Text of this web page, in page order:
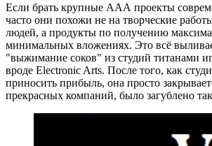
Если брать крупные ААА проекты
часто они похожи не на творческие
людей, а продукты по получению
минимальных вложениях. Это всё
"выжимание соков" из студий титанами
вроде Electronic Arts. После того, как
приносить прибыль, она просто
прекрасных компаний, было загублено